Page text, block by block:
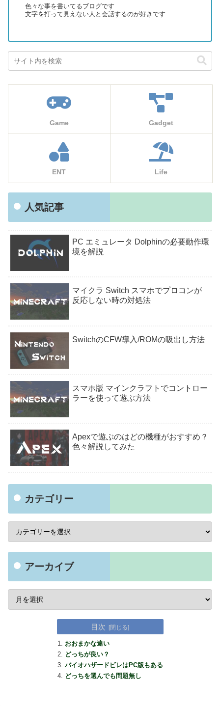
色々な事を書いてるブログです
文字を打って見えない人と会話するのが好きです
Game Gadget
ENT Life
人気記事
PC エミュレータ Dolphinの必要動作環
境を解説
マイクラ Switch スマホでプロコンが
反応しない時の対処法
SwitchのCFW導入/ROMの吸出し方法
スマホ版 マインクラフトでコントロー
ラーを使って遊ぶ方法
Apexで遊ぶのはどの機種がおすすめ？
色々解説してみた
カテゴリー
アーカイブ
目次
おおまかな違い
どっちが良い？
バイオハザードビレはPC版もある
どっちを選んでも問題無し